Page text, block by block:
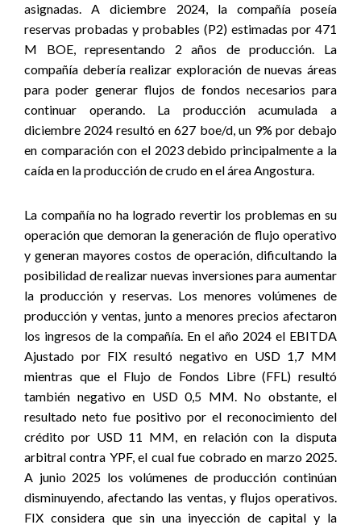
asignadas. A diciembre 2024, la compañía poseía
reservas probadas y probables (P2) estimadas por 471
M BOE, representando 2 años de producción. La
compañía debería realizar exploración de nuevas áreas
para poder generar flujos de fondos necesarios para
continuar operando. La producción acumulada a
diciembre 2024 resultó en 627 boe/d, un 9% por debajo
en comparación con el 2023 debido principalmente a la
caída en la producción de crudo en el área Angostura.
La compañía no ha logrado revertir los problemas en su
operación que demoran la generación de flujo operativo
y generan mayores costos de operación, dificultando la
posibilidad de realizar nuevas inversiones para aumentar
la producción y reservas. Los menores volúmenes de
producción y ventas, junto a menores precios afectaron
los ingresos de la compañía. En el año 2024 el EBITDA
Ajustado por FIX resultó negativo en USD 1,7 MM
mientras que el Flujo de Fondos Libre (FFL) resultó
también negativo en USD 0,5 MM. No obstante, el
resultado neto fue positivo por el reconocimiento del
crédito por USD 11 MM, en relación con la disputa
arbitral contra YPF, el cual fue cobrado en marzo 2025.
A junio 2025 los volúmenes de producción continúan
disminuyendo, afectando las ventas, y flujos operativos.
FIX considera que sin una inyección de capital y la